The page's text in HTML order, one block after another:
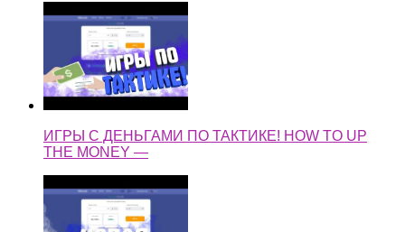
ИГРЫ С ДЕНЬГАМИ ПО ТАКТИКЕ! HOW TO UP
THE MONEY —